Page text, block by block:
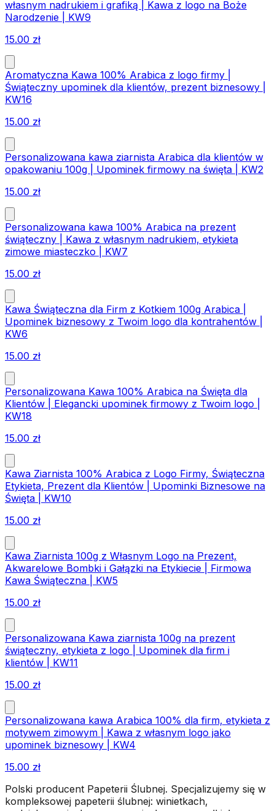
własnym nadrukiem i grafiką | Kawa z logo na Boże
Narodzenie | KW9
15.00 zł
Aromatyczna Kawa 100% Arabica z logo firmy |
Świąteczny upominek dla klientów, prezent biznesowy |
KW16
15.00 zł
Personalizowana kawa ziarnista Arabica dla klientów w
opakowaniu 100g | Upominek firmowy na święta | KW2
15.00 zł
Personalizowana kawa 100% Arabica na prezent
świąteczny | Kawa z własnym nadrukiem, etykieta
zimowe miasteczko | KW7
15.00 zł
Kawa Świąteczna dla Firm z Kotkiem 100g Arabica |
Upominek biznesowy z Twoim logo dla kontrahentów |
KW6
15.00 zł
Personalizowana Kawa 100% Arabica na Święta dla
Klientów | Elegancki upominek firmowy z Twoim logo |
KW18
15.00 zł
Kawa Ziarnista 100% Arabica z Logo Firmy, Świąteczna
Etykieta, Prezent dla Klientów | Upominki Biznesowe na
Święta | KW10
15.00 zł
Kawa Ziarnista 100g z Własnym Logo na Prezent,
Akwarelowe Bombki i Gałązki na Etykiecie | Firmowa
Kawa Świąteczna | KW5
15.00 zł
Personalizowana Kawa ziarnista 100g na prezent
świąteczny, etykieta z logo | Upominek dla firm i
klientów | KW11
15.00 zł
Personalizowana kawa Arabica 100% dla firm, etykieta z
motywem zimowym | Kawa z własnym logo jako
upominek biznesowy | KW4
15.00 zł
Polski producent Papeterii Ślubnej. Specjalizujemy się w
kompleksowej papeterii ślubnej: winietkach,